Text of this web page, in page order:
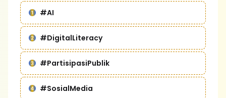
#AI
#DigitalLiteracy
#PartisipasiPublik
#SosialMedia